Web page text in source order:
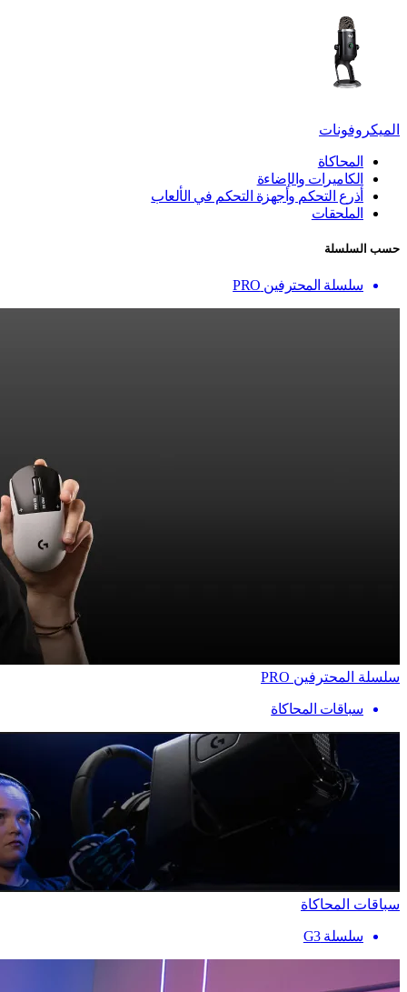
الميكروفونات
المحاكاة
الكاميرات والإضاءة
أذرع التحكم وأجهزة التحكم في الألعاب
الملحقات
حسب السلسلة
سلسلة المحترفين PRO
سلسلة المحترفين PRO
سباقات المحاكاة
سباقات المحاكاة
سلسلة G3